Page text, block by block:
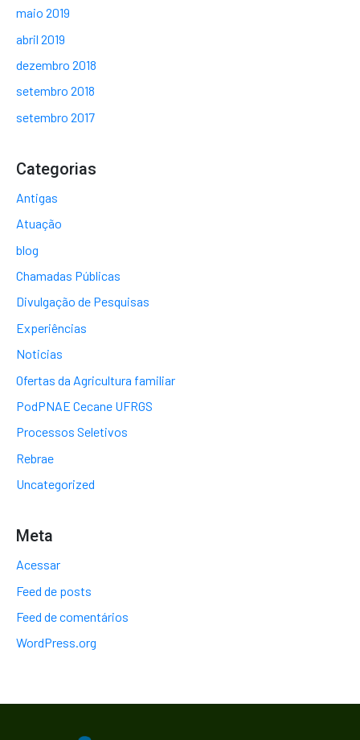
maio 2019
abril 2019
dezembro 2018
setembro 2018
setembro 2017
Categorias
Antigas
Atuação
blog
Chamadas Públicas
Divulgação de Pesquisas
Experiências
Noticias
Ofertas da Agricultura familiar
PodPNAE Cecane UFRGS
Processos Seletivos
Rebrae
Uncategorized
Meta
Acessar
Feed de posts
Feed de comentários
WordPress.org